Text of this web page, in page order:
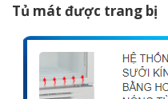
Tủ mát được trang bị